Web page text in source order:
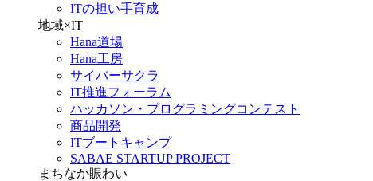
ITの担い手育成
地域×IT
Hana道場
Hana工房
サイバーサクラ
IT推進フォーラム
ハッカソン・プログラミングコンテスト
商品開発
ITブートキャンプ
SABAE STARTUP PROJECT
まちなか賑わい